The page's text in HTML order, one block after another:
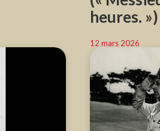
heures. »)
12 mars 2026